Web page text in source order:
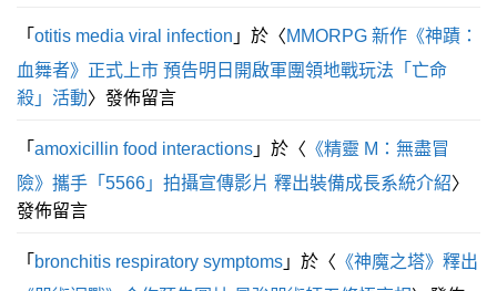
「 otitis media viral infection 」於〈MMORPG 新作《神蹟：
血舞者》正式上市 預告明日開啟軍團領地戰玩法「亡命
殺」活動〉發佈留言
「 amoxicillin food interactions 」於〈 《精靈 M：無盡冒
險》攜手「5566」拍攝宣傳影片 釋出裝備成長系統介紹〉
發佈留言
「 bronchitis respiratory symptoms 」於〈 《神魔之塔》釋出